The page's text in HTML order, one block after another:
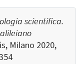
scientifica.
Milano 2020,